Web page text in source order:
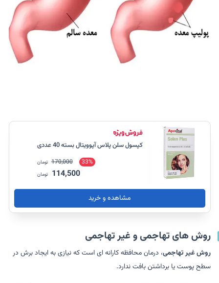
کپسول سلن پلاس آپوویتال بسته 40 عددی
33%
170,000 تومان
114,500 تومان
مشاهده و خرید
روش های تهاجمی و غیر تهاجمی
روش غیر تهاجمی، درمان محافظه کارانه ای است که نیازی به ایجاد برش در
سطح پوست یا برداشتن بافت ندارد.